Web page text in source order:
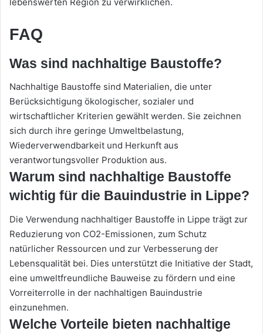
FAQ
Was sind nachhaltige Baustoffe?
Nachhaltige Baustoffe sind Materialien, die unter
Berücksichtigung ökologischer, sozialer und
wirtschaftlicher Kriterien gewählt werden. Sie zeichnen
sich durch ihre geringe Umweltbelastung,
Wiederverwendbarkeit und Herkunft aus
verantwortungsvoller Produktion aus.
Warum sind nachhaltige Baustoffe
wichtig für die Bauindustrie in Lippe?
Die Verwendung nachhaltiger Baustoffe in Lippe trägt zur
Reduzierung von CO2-Emissionen, zum Schutz
natürlicher Ressourcen und zur Verbesserung der
Lebensqualität bei. Dies unterstützt die Initiative der Stadt,
eine umweltfreundliche Bauweise zu fördern und eine
Vorreiterrolle in der nachhaltigen Bauindustrie
einzunehmen.
Welche Vorteile bieten nachhaltige